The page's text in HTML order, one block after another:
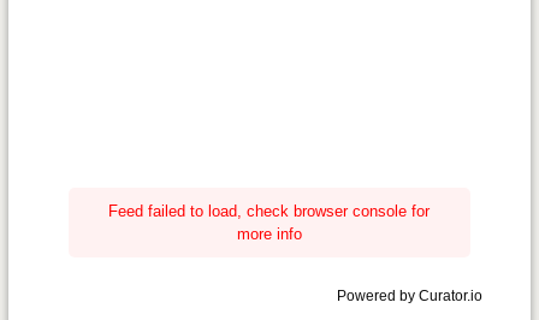
Feed failed to load, check browser console for
more info
Powered by Curator.io